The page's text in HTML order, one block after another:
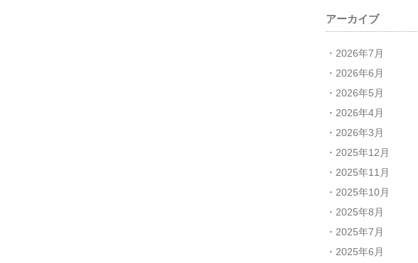
アーカイブ
2026年7月
2026年6月
2026年5月
2026年4月
2026年3月
2025年12月
2025年11月
2025年10月
2025年8月
2025年7月
2025年6月